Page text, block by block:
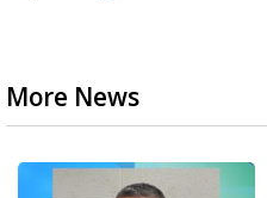
More News